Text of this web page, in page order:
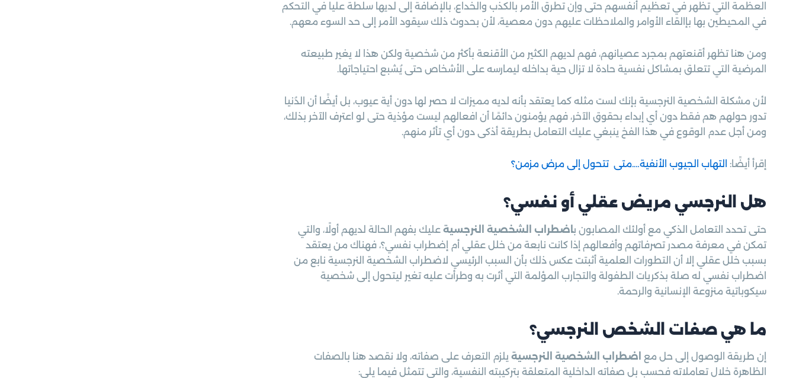
العظمة التي تظهر في تعظيم أنفسهم حتى وإن تطرق الأمر بالكذب والخداع، بالإضافة إلى لديها سلطة عليا في التحكم
في المحيطين بها بإالقاء الأوامر والملاحظات عليهم دون معصية، لأن بحدوث ذلك سيقود الأمر إلى حد السوء معهم.
ومن هنا تظهر أقنعتهم بمجرد عصيانهم، فهم لديهم الكثير من الأقنعة بأكثر من شخصية ولكن هذا لا يغير طبيعته
المرضية التي تتعلق بمشاكل نفسية حادة لا تزال حية بداخله ليمارسه على الأشخاص حتى يُشبع احتياجاتها.
لأن مشكلة الشخصية النرجسية بإنك لست مثله كما يعتقد بأنه لديه مميزات لا حصر لها دون أية عيوب، بل أيضًا أن الدُنيا
تدور حولهم هم فقط دون أي إبداء بحقوق الآخر، فهم يؤمنون دائمًا أن افعالهم ليست مؤذية حتى لو اعترف الآخر بذلك،
ومن أجل عدم الوقوع في هذا الفخ ينبغي عليك التعامل بطريقة أذكى دون أي تأثر منهم.
إقرأ أيضًا: التهاب الجيوب الأنفية….متى تتحول إلى مرض مزمن؟
هل النرجسي مريض عقلي أو نفسي؟
حتى تحدد التعامل الذكي مع أولئك المصابون باضطراب الشخصية النرجسية عليك بفهم الحالة لديهم أولًا، والتي
تمكن في معرفة مصدر تصرفاتهم وأفعالهم إذا كانت نابعة من خلل عقلي أم إضطراب نفسي؟، فهناك من يعتقد
بسبب خلل عقلي إلا أن التطورات العلمية أثبتت عكس ذلك بأن السبب الرئيسي لاضطراب الشخصية النرجسية نابع من
اضطراب نفسي له صلة بذكريات الطفولة والتجارب المؤلمة التي أثرت به وطرأت عليه تغير ليتحول إلى شخصية
سيكوباتية منزوعة الإنسانية والرحمة.
ما هي صفات الشخص النرجسي؟
إن طريقة الوصول إلى حل مع اضطراب الشخصية النرجسية يلزم التعرف على صفاته، ولا نقصد هنا بالصفات
الظاهرة خلال تعاملاته فحسب بل صفاته الداخلية المتعلقة بتركيبته النفسية، والتي تتمثل فيما يلي: